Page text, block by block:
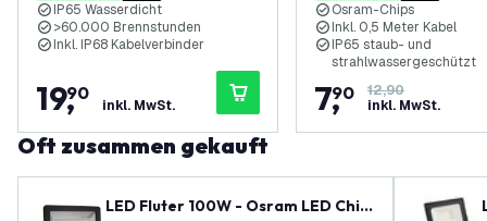
IP65 Wasserdicht
>60.000 Brennstunden
Inkl. IP68 Kabelverbinder
19,
90
inkl. MwSt.
Osram-Chips
Inkl. 0,5 Meter Kabel
IP65 staub- und
strahlwassergeschützt
7,
90
12,90
inkl. MwSt.
Oft zusammen gekauft
LED Fluter 100W - Osram LED Chip